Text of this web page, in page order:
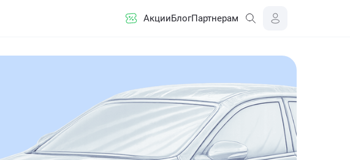
АкцииБлогПартнерам